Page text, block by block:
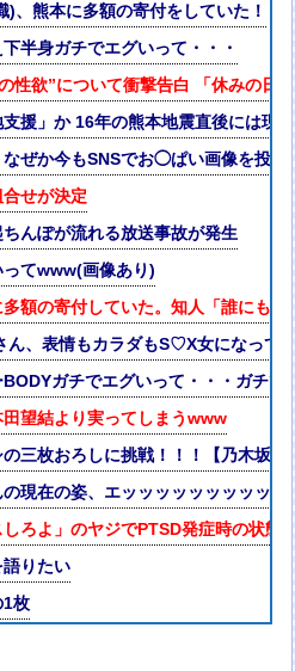
)、熊本に多額の寄付をしていた！
半身ガチでエグいって・・・
性欲”について衝撃告白 「休みの日
援」か 16年の熊本地震直後には現
ぜか今もSNSでお◯ぱい画像を投稿
合せが決定
んぽが流れる放送事故が発生
てwww(画像あり)
額の寄付していた。知人「誰にも
ん、表情もカラダもS♡X女になって
ガチでエグいって・・・ガチで
田望結より実ってしまうwww
三枚おろしに挑戦！！！【乃木坂46
の現在の姿、エッッッッッッッッッッ
しろよ」のヤジでPTSD発症時の状態
りたい
1枚